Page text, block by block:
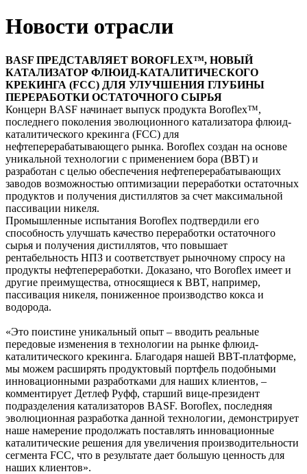
Новости отрасли
BASF ПРЕДСТАВЛЯЕТ BOROFLEX™, НОВЫЙ
КАТАЛИЗАТОР ФЛЮИД-КАТАЛИТИЧЕСКОГО
КРЕКИНГА (FCC) ДЛЯ УЛУЧШЕНИЯ ГЛУБИНЫ
ПЕРЕРАБОТКИ ОСТАТОЧНОГО СЫРЬЯ
Концерн BASF начинает выпуск продукта Boroflex™,
последнего поколения эволюционного катализатора флюид-
каталитического крекинга (FCC) для
нефтеперерабатывающего рынка. Boroflex создан на основе
уникальной технологии с применением бора (BBT) и
разработан с целью обеспечения нефтеперерабатывающих
заводов возможностью оптимизации переработки остаточных
продуктов и получения дистиллятов за счет максимальной
пассивации никеля.
Промышленные испытания Boroflex подтвердили его
способность улучшать качество переработки остаточного
сырья и получения дистиллятов, что повышает
рентабельность НПЗ и соответствует рыночному спросу на
продукты нефтепереработки. Доказано, что Boroflex имеет и
другие преимущества, относящиеся к BBT, например,
пассивация никеля, пониженное производство кокса и
водорода.
«Это поистине уникальный опыт – вводить реальные
передовые изменения в технологии на рынке флюид-
каталитического крекинга. Благодаря нашей BBT-платформе,
мы можем расширять продуктовый портфель подобными
инновационными разработками для наших клиентов, –
комментирует Детлеф Руфф, старший вице-президент
подразделения катализаторов BASF. Boroflex, последняя
эволюционная разработка данной технологии, демонстрирует
наше намерение продолжать поставлять инновационные
каталитические решения для увеличения производительности
сегмента FCC, что в результате дает большую ценность для
наших клиентов».